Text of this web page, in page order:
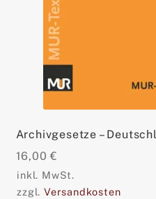
Archivgesetze –
16,00€
inkl. MwSt.
zzgl.Versandkosten